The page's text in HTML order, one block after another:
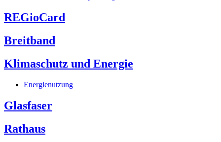
REGioCard
Breitband
Klimaschutz und Energie
Energienutzung
Glasfaser
Rathaus